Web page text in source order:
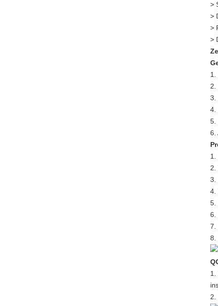
>
>
>
>
1.
2.
3.
4.
5.
6.
1.
2.
3.
4.
5.
6.
7.
8.
1.
2.